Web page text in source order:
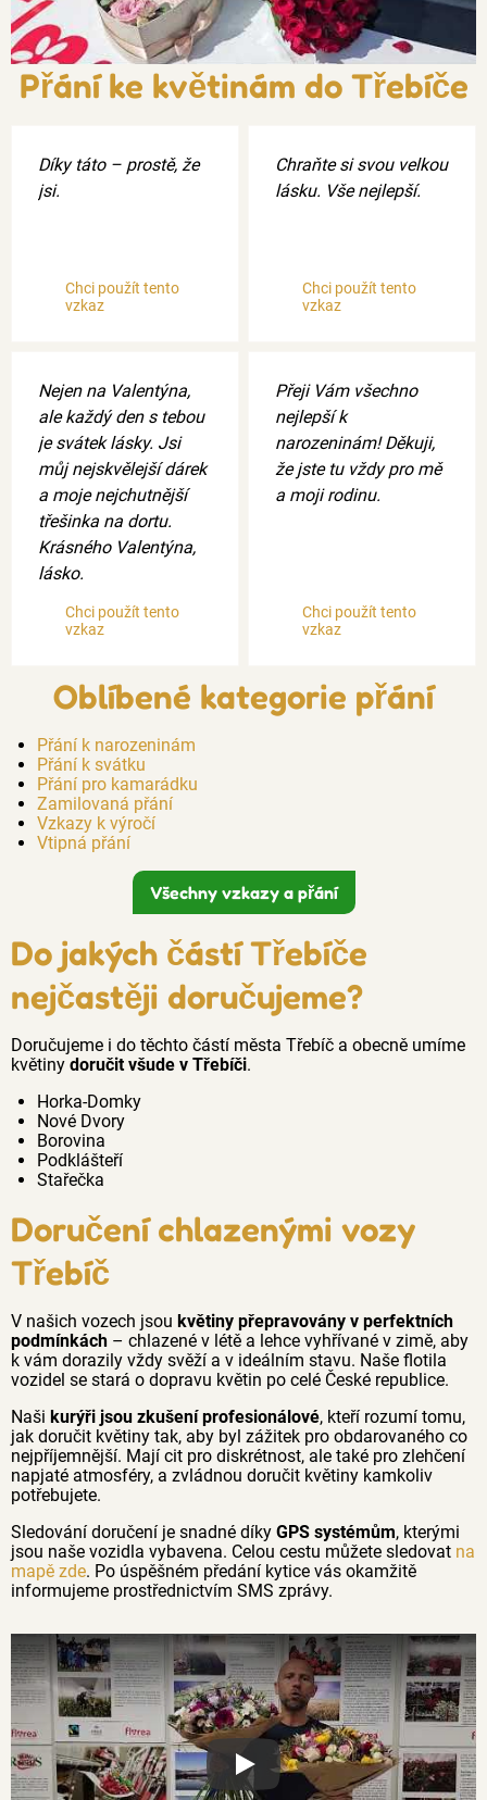
Přání ke květinám do Třebíče
Díky táto – prostě, že
jsi.
Chci použít tento
vzkaz
Chraňte si svou velkou
lásku. Vše nejlepší.
Chci použít tento
vzkaz
Nejen na Valentýna,
ale každý den s tebou
je svátek lásky. Jsi
můj nejskvělejší dárek
a moje nejchutnější
třešinka na dortu.
Krásného Valentýna,
lásko.
Chci použít tento
vzkaz
Přeji Vám všechno
nejlepší k
narozeninám! Děkuji,
že jste tu vždy pro mě
a moji rodinu.
Chci použít tento
vzkaz
Oblíbené kategorie přání
Přání k narozeninám
Přání k svátku
Přání pro kamarádku
Zamilovaná přání
Vzkazy k výročí
Vtipná přání
Všechny vzkazy a přání
Do jakých částí Třebíče
nejčastěji doručujeme?
Doručujeme i do těchto částí města Třebíč a obecně umíme
květiny doručit všude v Třebíči.
Horka-Domky
Nové Dvory
Borovina
Podklášteří
Stařečka
Doručení chlazenými vozy
Třebíč
V našich vozech jsou květiny přepravovány v perfektních
podmínkách – chlazené v létě a lehce vyhřívané v zimě, aby
k vám dorazily vždy svěží a v ideálním stavu. Naše flotila
vozidel se stará o dopravu květin po celé České republice.
Naši kurýři jsou zkušení profesionálové, kteří rozumí tomu,
jak doručit květiny tak, aby byl zážitek pro obdarovaného co
nejpříjemnější. Mají cit pro diskrétnost, ale také pro zlehčení
napjaté atmosféry, a zvládnou doručit květiny kamkoliv
potřebujete.
Sledování doručení je snadné díky GPS systémům, kterými
jsou naše vozidla vybavena. Celou cestu můžete sledovat na
mapě zde. Po úspěšném předání kytice vás okamžitě
informujeme prostřednictvím SMS zprávy.
Proč jsou květiny z Florea tak